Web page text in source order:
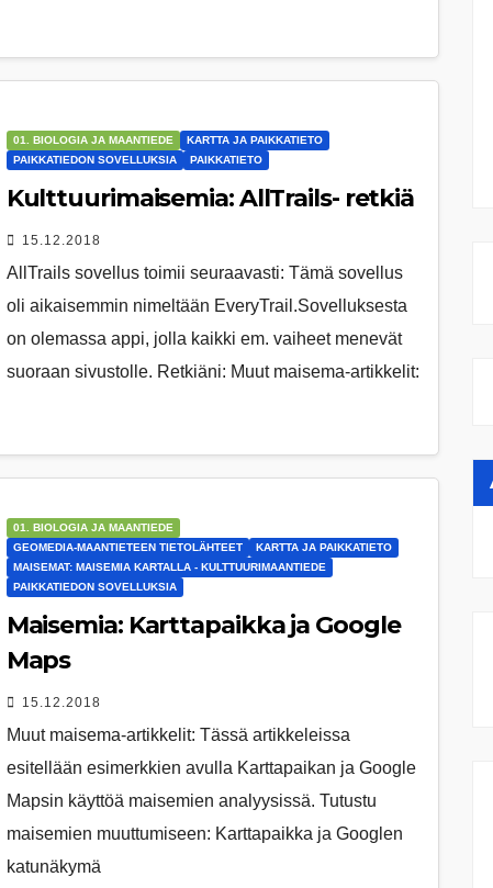
01. BIOLOGIA JA MAANTIEDE
KARTTA JA PAIKKATIETO
PAIKKATIEDON SOVELLUKSIA
PAIKKATIETO
Kulttuurimaisemia: AllTrails- retkiä
15.12.2018
AllTrails sovellus toimii seuraavasti: Tämä sovellus
oli aikaisemmin nimeltään EveryTrail.Sovelluksesta
on olemassa appi, jolla kaikki em. vaiheet menevät
suoraan sivustolle. Retkiäni: Muut maisema-artikkelit:
01. BIOLOGIA JA MAANTIEDE
GEOMEDIA-MAANTIETEEN TIETOLÄHTEET
KARTTA JA PAIKKATIETO
MAISEMAT: MAISEMIA KARTALLA - KULTTUURIMAANTIEDE
PAIKKATIEDON SOVELLUKSIA
Maisemia: Karttapaikka ja Google
Maps
15.12.2018
Muut maisema-artikkelit: Tässä artikkeleissa
esitellään esimerkkien avulla Karttapaikan ja Google
Mapsin käyttöä maisemien analyysissä. Tutustu
maisemien muuttumiseen: Karttapaikka ja Googlen
katunäkymä